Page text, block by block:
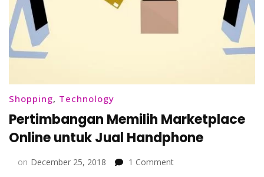
Shopping, Technology
Pertimbangan Memilih Marketplace
Online untuk Jual Handphone
on December 25, 2018 1 Commenton